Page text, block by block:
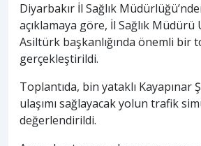
Diyarbakır İl Sağlık
açıklamaya göre, İl Sağlık Müdürü
Asiltürk başkanlığında önemli bir
gerçekleştirildi.
Toplantıda, bin yataklı Kayapınar
ulaşımı sağlayacak yolun trafik
değerlendirildi.